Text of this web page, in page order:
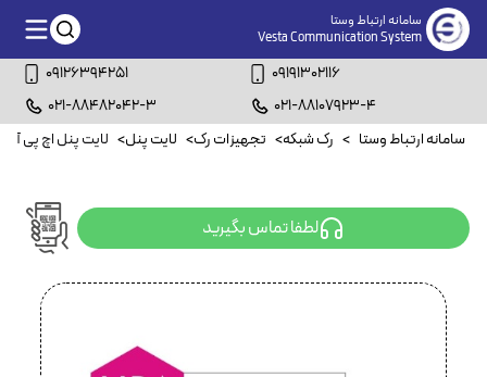
سامانه ارتباط وستا
Vesta Communication System
09126394251
09191302116
021-88482042-3
021-88107923-4
سامانه ارتباط وستا > رک شبکه> تجهیزات رک> لایت پنل> لایت پنل اچ پی
لطفا تماس بگیرید